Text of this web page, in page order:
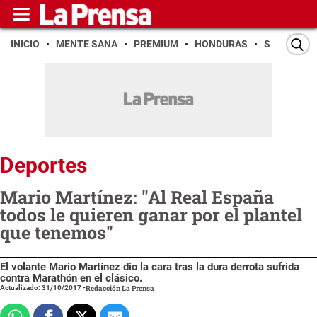
INICIO MENTE SANA PREMIUM HONDURAS SAN PEDRO
Deportes
Mario Martínez: "Al Real España
todos le quieren ganar por el plantel
que tenemos"
El volante Mario Martínez dio la cara tras la dura derrota sufrida
contra Marathón en el clásico.
Actualizado: 31/10/2017-Redacción La Prensa